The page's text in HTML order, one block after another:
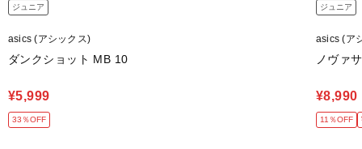
ジュニア
asics (アシックス)
ダンクショット MB 10
¥5,999
33％OFF
ジュニア
asics (ア
ノヴァ
¥8,990
11％OFF